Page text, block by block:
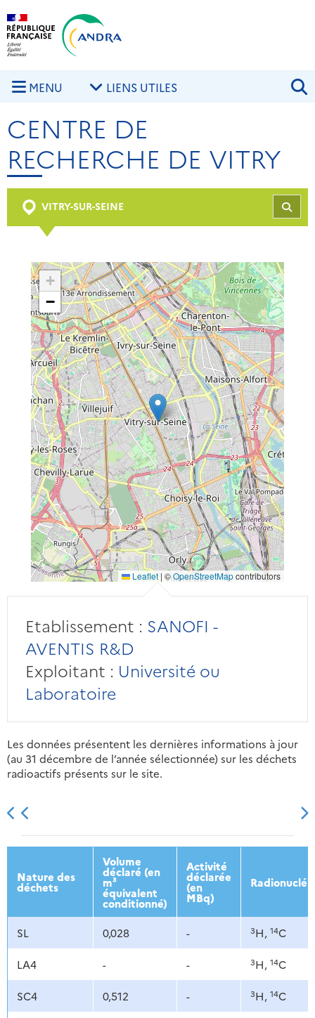
Aller au contenu principal
MENU LIENS UTILES
CENTRE DE
RECHERCHE DE VITRY
VITRY-SUR-SEINE
+
−
Leaflet | ©OpenStreetMapcontributors
Etablissement : SANOFI -
AVENTIS R&D
Exploitant : Université ou
Laboratoire
Les données présentent les dernières informations à jour
(au 31 décembre de l’année sélectionnée) sur les déchets
radioactifs présents sur le site.
2013 2014 2015 2016
Nature des
déchets
Volume
déclaré (en
m³
équivalent
conditionné)
Activité
déclarée
(en
MBq)
SL 0,028 - 3H, 14C
LA4 - - 3H, 14C
SC4 0,512 - 3H, 14C